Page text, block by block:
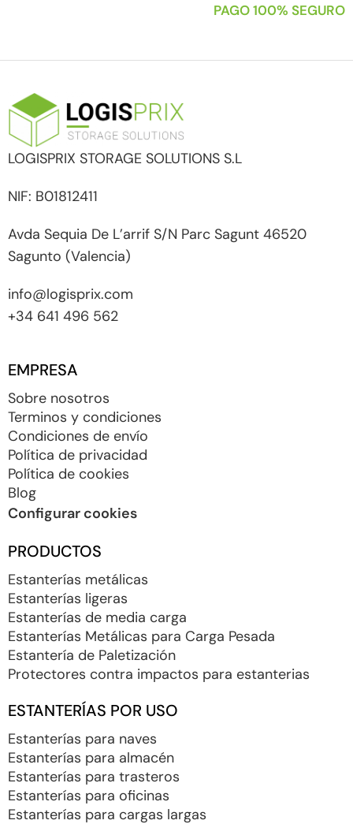
PAGO 100% SEGURO
LOGISPRIX STORAGE SOLUTIONS S.L
NIF: B01812411
Avda Sequia De L’arrif S/N Parc Sagunt 46520
Sagunto (Valencia)
info@logisprix.com
+34 641 496 562
EMPRESA
Sobre nosotros
Terminos y condiciones
Condiciones de envío
Política de privacidad
Política de cookies
Blog
Configurar cookies
PRODUCTOS
Estanterías metálicas
Estanterías ligeras
Estanterías de media carga
Estanterías Metálicas para Carga Pesada
Estantería de Paletización
Protectores contra impactos para estanterias
ESTANTERÍAS POR USO
Estanterías para naves
Estanterías para almacén
Estanterías para trasteros
Estanterías para oficinas
Estanterías para cargas largas